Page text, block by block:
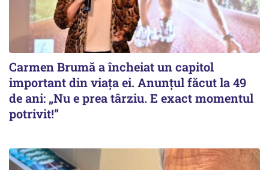
Carmen Brumă a încheiat un capitol
important din viața ei. Anunțul făcut la 49
de ani: „Nu e prea târziu. E exact momentul
potrivit!”